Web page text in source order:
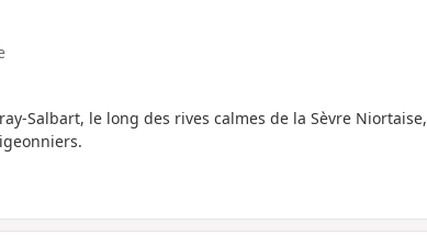
Salbart, le long des rives calmes de la Sèvre Niortaise,